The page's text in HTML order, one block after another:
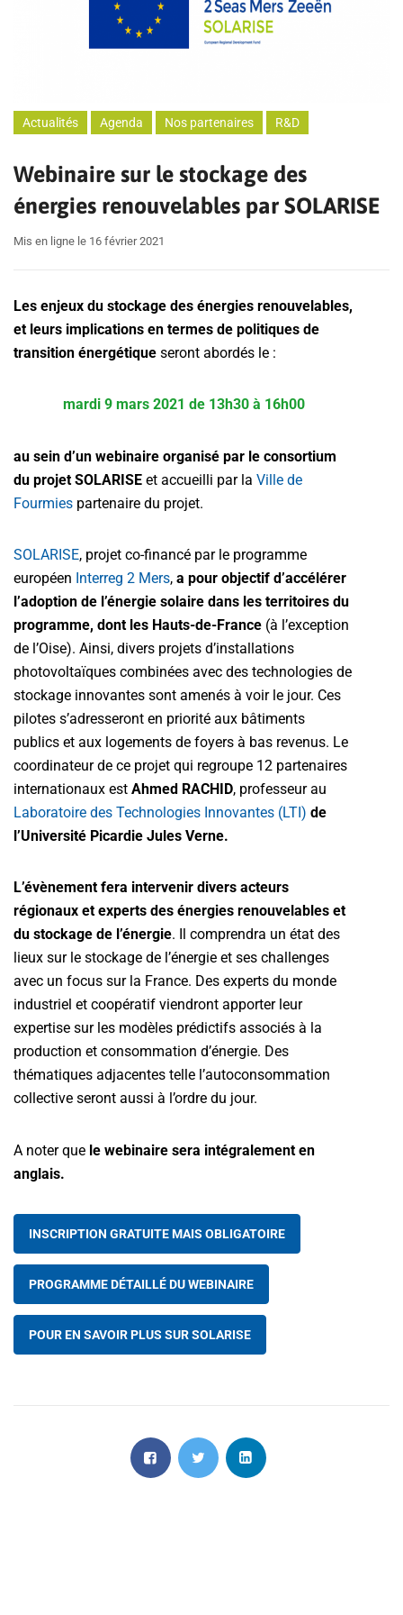
Actualités Agenda Nos partenaires R&D
Webinaire sur le stockage des
énergies renouvelables par SOLARISE
Mis en ligne le 16 février 2021
Les enjeux du stockage des énergies renouvelables,
et leurs implications en termes de politiques de
transition énergétique seront abordés le :
mardi 9 mars 2021 de 13h30 à 16h00
au sein d’un webinaire organisé par le consortium
du projet SOLARISE et accueilli par la Ville de
Fourmies partenaire du projet.
SOLARISE, projet co-financé par le programme
européen Interreg 2 Mers, a pour objectif d’accélérer
l’adoption de l’énergie solaire dans les territoires du
programme, dont les Hauts-de-France (à l’exception
de l’Oise). Ainsi, divers projets d’installations
photovoltaïques combinées avec des technologies de
stockage innovantes sont amenés à voir le jour. Ces
pilotes s’adresseront en priorité aux bâtiments
publics et aux logements de foyers à bas revenus. Le
coordinateur de ce projet qui regroupe 12 partenaires
internationaux est Ahmed RACHID, professeur au
Laboratoire des Technologies Innovantes (LTI) de
l’Université Picardie Jules Verne.
L’évènement fera intervenir divers acteurs
régionaux et experts des énergies renouvelables et
du stockage de l’énergie. Il comprendra un état des
lieux sur le stockage de l’énergie et ses challenges
avec un focus sur la France. Des experts du monde
industriel et coopératif viendront apporter leur
expertise sur les modèles prédictifs associés à la
production et consommation d’énergie. Des
thématiques adjacentes telle l’autoconsommation
collective seront aussi à l’ordre du jour.
A noter que le webinaire sera intégralement en
anglais.
INSCRIPTION GRATUITE MAIS OBLIGATOIRE
PROGRAMME DÉTAILLÉ DU WEBINAIRE
POUR EN SAVOIR PLUS SUR SOLARISE